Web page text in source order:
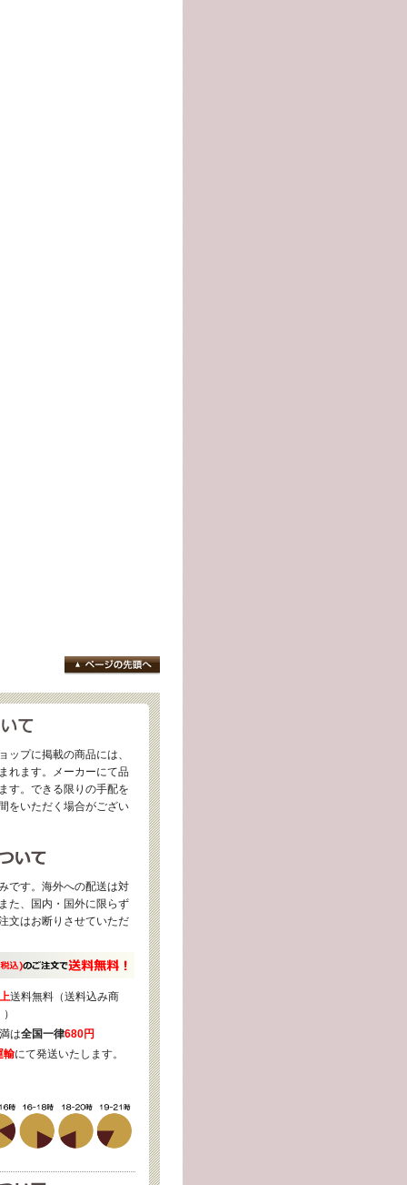
ップに掲載の商品には、
れます。メーカーにて品
す。できる限りの手配を
をいただく場合がござい
です。海外への配送は対
た、国内・国外に限らず
文はお断りさせていただ
送料無料（送料込み商
は全国一律680円
輸にて発送いたします。